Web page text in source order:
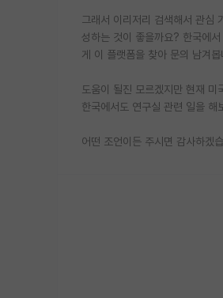
그래서 이리저리 검색해서 관심
성하는 것이 좋을까요? 한국에
게 이 플랫폼을 찾아 문의 남겨
도움이 될진 모르겠지만 현재
한국에서도 연구실 관련 일을
어떤 조언이든 주시면 감사하겠